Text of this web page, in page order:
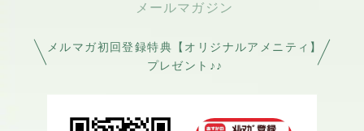
メルマガ初回登録特典【オリジナルアメニティ】
プレゼント♪♪